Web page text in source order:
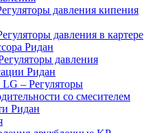
давления кипения
давления в картере
Ридан
давления
Ридан
– Регуляторы
со смесителем
Ридан